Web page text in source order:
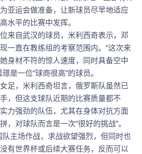
亚运会做准备，让新球员尽早地适应
水平的比赛中发挥。
来自武汉的球员，米利西奇表示，邓
一直在教练组的考察范围内。“这次来
身材不符的惊人速度，同时具备空中
是一位“球商很高”的球员。
足，米利西奇坦言，俄罗斯队虽然已
，但这支球队近期的比赛质量都不
力强劲的队伍，尤其在身体对抗方面
，对球队而言是一次“很好的挑战”。
队主场作战，求战欲望强烈，但同时也
有世界杯或后续大赛任务，反而可以